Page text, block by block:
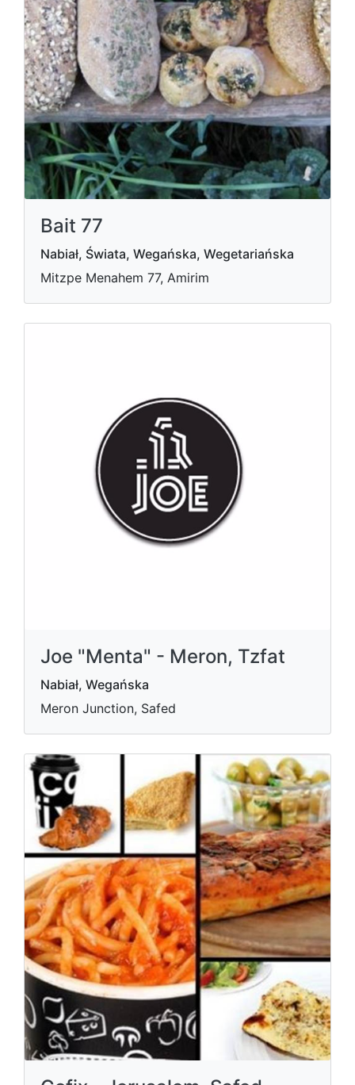
Bait 77
Nabiał, Świata, Wegańska, Wegetariańska
Mitzpe Menahem 77, Amirim
Joe "Menta" - Meron, Tzfat
Nabiał, Wegańska
Meron Junction, Safed